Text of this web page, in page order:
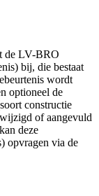
de LV-BRO
bij, die bestaat
wordt
optioneel de
constructie
of aangevuld
deze
opvragen via de